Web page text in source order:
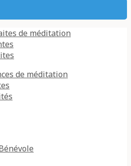
de méditation
de méditation